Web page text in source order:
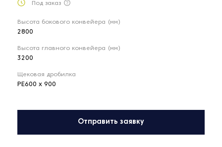
Под заказ
Высота бокового конвейера (мм)
2800
Высота главного конвейера (мм)
3200
Щековая дробилка
PE600 x 900
Отправить заявку